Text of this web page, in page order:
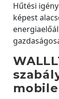
Hűtési
képest